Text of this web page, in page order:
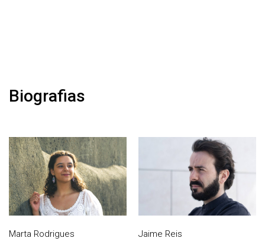
Biografias
Marta Rodrigues Jaime Reis